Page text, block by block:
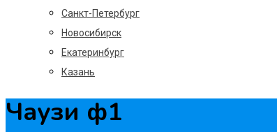
Санкт-Петербург
Новосибирск
Екатеринбург
Казань
Чаузи ф1